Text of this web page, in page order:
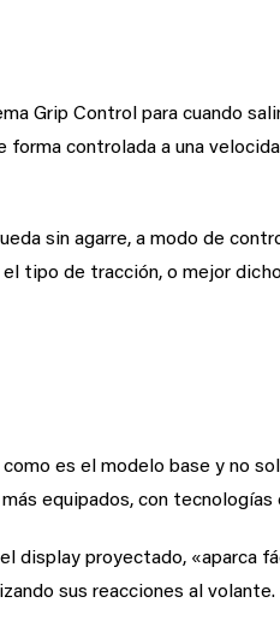
Grip Control para cuando
controlada a una
sin agarre, a modo de
tipo de tracción, o mejor
es el modelo base y no
equipados, con tecnologías
display proyectado, «aparca
sus reacciones al volante.